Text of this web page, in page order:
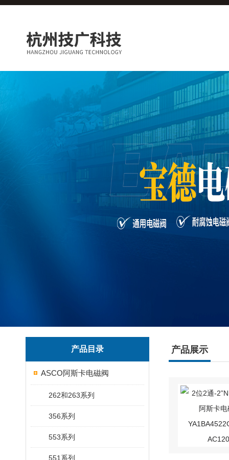
产品目录
ASCO阿斯卡电磁阀
262和263系列
356系列
553系列
551系列
产品展示